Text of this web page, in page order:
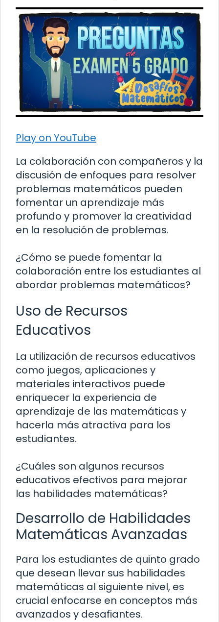
Play on YouTube
La colaboración con compañeros y la
discusión de enfoques para resolver
problemas matemáticos pueden
fomentar un aprendizaje más
profundo y promover la creatividad
en la resolución de problemas.
¿Cómo se puede fomentar la
colaboración entre los estudiantes al
abordar problemas matemáticos?
Uso de Recursos
Educativos
La utilización de recursos educativos
como juegos, aplicaciones y
materiales interactivos puede
enriquecer la experiencia de
aprendizaje de las matemáticas y
hacerla más atractiva para los
estudiantes.
¿Cuáles son algunos recursos
educativos efectivos para mejorar
las habilidades matemáticas?
Desarrollo de Habilidades
Matemáticas Avanzadas
Para los estudiantes de quinto grado
que desean llevar sus habilidades
matemáticas al siguiente nivel, es
crucial enfocarse en conceptos más
avanzados y desafiantes.